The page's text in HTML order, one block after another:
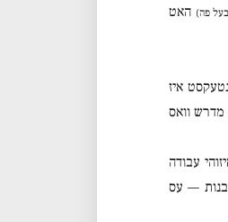
פה) האט
איז
וואס
עבודה
— עס